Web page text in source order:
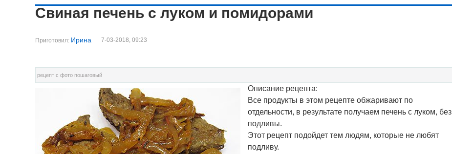
Свиная печень с луком и помидорами
Приготовил: Ирина 7-03-2018, 09:23
рецепт с фото пошаговый
Описание рецепта:
Все продукты в этом рецепте обжаривают по
отдельности, в результате получаем печень с луком, без
подливы.
Этот рецепт подойдет тем людям, которые не любят
подливу.